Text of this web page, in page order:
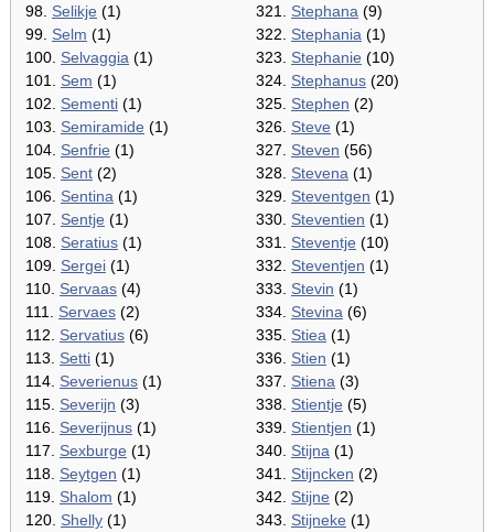
98. Selikje (1)
99. Selm (1)
100. Selvaggia (1)
101. Sem (1)
102. Sementi (1)
103. Semiramide (1)
104. Senfrie (1)
105. Sent (2)
106. Sentina (1)
107. Sentje (1)
108. Seratius (1)
109. Sergei (1)
110. Servaas (4)
111. Servaes (2)
112. Servatius (6)
113. Setti (1)
114. Severienus (1)
115. Severijn (3)
116. Severijnus (1)
117. Sexburge (1)
118. Seytgen (1)
119. Shalom (1)
120. Shelly (1)
321. Stephana (9)
322. Stephania (1)
323. Stephanie (10)
324. Stephanus (20)
325. Stephen (2)
326. Steve (1)
327. Steven (56)
328. Stevena (1)
329. Steventgen (1)
330. Steventien (1)
331. Steventje (10)
332. Steventjen (1)
333. Stevin (1)
334. Stevina (6)
335. Stiea (1)
336. Stien (1)
337. Stiena (3)
338. Stientje (5)
339. Stientjen (1)
340. Stijna (1)
341. Stijncken (2)
342. Stijne (2)
343. Stijneke (1)